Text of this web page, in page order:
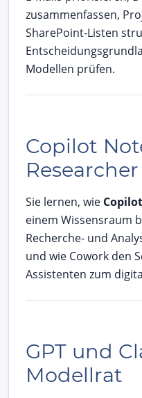
zusammenfassen,
SharePoint-Listen
Modellen prüfen.
Copilot
Sie lernen, wie
einem Wissensraum
Recherche- und
und wie Cowork den
Assistenten zum
GPT und
Modellrat